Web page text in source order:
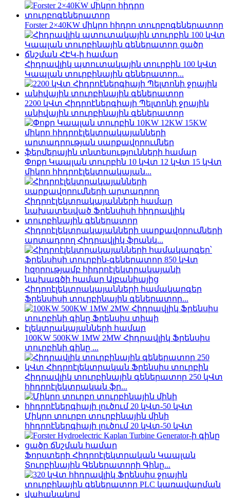
Forster 2×40KW միկրո հիդրո տուրբոգեներատոր
Հիդրավլիկ պտուտակային տուրբին 100 կՎտ
Կապլան տուրբինային գեներատոր...
2200 կՎտ Հիդրոէներգիայի Պելտոնի ջրային
անիվային տուրբինային գեներատոր
Փոքր Կապլան տուրբին 10 կՎտ 12 կՎտ 15 կՎտ
միկրո հիդրոէլեկտրակայան...
Հիդրոէլեկտրակայանների սարքավորումների
արտադրող Հիդրավլիկ ֆրանկ...
Հիդրոէլեկտրակայանների համակարգեր
Ֆրենսիսի տուրբինային գեներատոր...
100KW 500KW 1MW 2MW Հիդրավլիկ Ֆրենսիս
տուրբինի գինը ...
Հիդրավլիկ տուրբինային գեներատոր 250 կՎտ
հիդրոէլեկտրական ֆր...
Միկրո տուրբո տուրբինային մինի
հիդրոէներգիայի լուծում 20 կՎտ-50 կՎտ
Ֆորստերի Հիդրոէլեկտրական Կապլան
Տուրբինային Գեներատորի Գինը...